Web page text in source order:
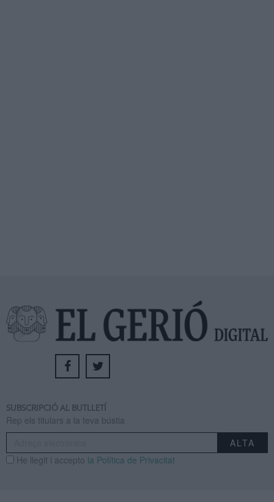
SUBSCRIPCIÓ AL BUTLLETÍ
Rep els titulars a la teva bústia
He llegit i accepto la Política de Privacitat